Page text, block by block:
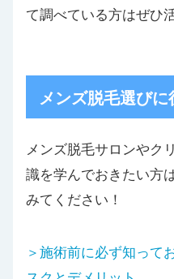
て調べている方はぜひ
メンズ脱毛選び
メンズ脱毛サロンやク
識を学んでおきたい方
みてください！
＞施術前に必ず知って